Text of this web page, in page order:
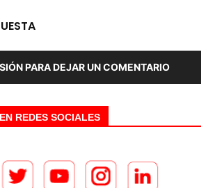
PARA DEJAR UN COMENTARIO
REDES SOCIALES